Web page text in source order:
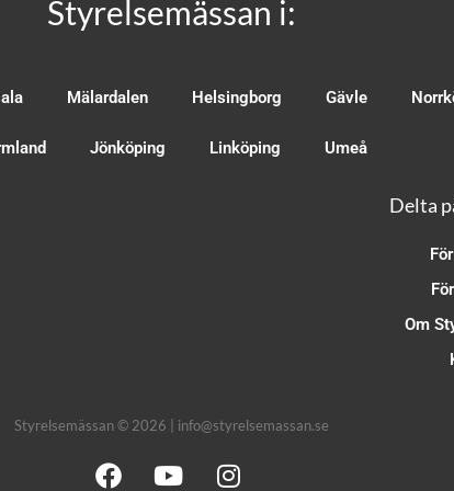
Styrelsemässan i:
Mälardalen Helsingborg Gävle
Jönköping Linköping Umeå
Delta
Om
Styrelsemässan © 2026 | info@styrelsemassan.se